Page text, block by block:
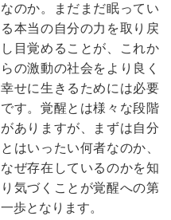
なのか。まだまだ眠ってい
る本当の自分の力を取り戻
し目覚めることが、これか
らの激動の社会をより良く
幸せに生きるためには必要
です。覚醒とは様々な段階
がありますが、まずは自分
とはいったい何者なのか、
なぜ存在しているのかを知
り気づくことが覚醒への第
一歩となります。